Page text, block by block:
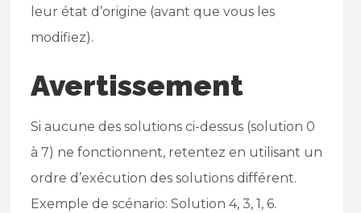
leur état d’origine (avant que vous les
modifiez).
Avertissement
Si aucune des solutions ci-dessus (solution 0
à 7) ne fonctionnent, retentez en utilisant un
ordre d’exécution des solutions différent.
Exemple de scénario: Solution 4, 3, 1, 6.